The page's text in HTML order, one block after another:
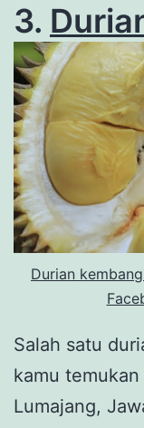
3.
Durian
Salah satu
kamu
Lumajang,